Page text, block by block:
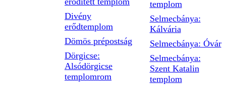
Divény
erődtemplom
Dömös prépostság
Dörgicse:
Alsódörgicse
templomrom
templom
Selmecbánya:
Kálvária
Selmecbánya: Óvár
Selmecbánya:
Szent Katalin
templom